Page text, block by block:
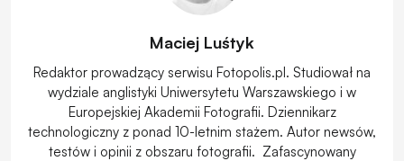
Maciej Luśtyk
Redaktor prowadzący serwisu Fotopolis.pl. Studiował na
wydziale anglistyki Uniwersytetu Warszawskiego i w
Europejskiej Akademii Fotografii. Dziennikarz
technologiczny z ponad 10-letnim stażem. Autor newsów,
testów i opinii z obszaru fotografii. Zafascynowany